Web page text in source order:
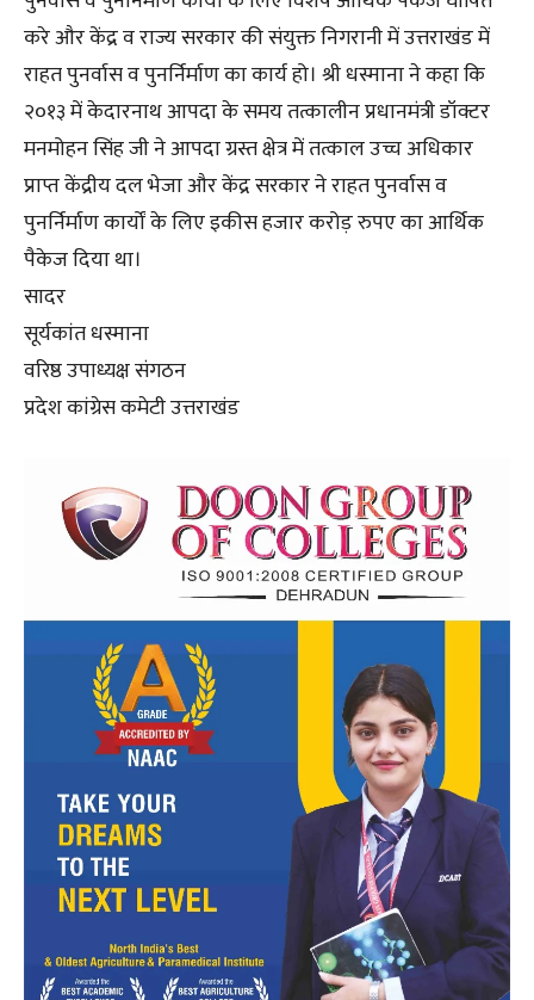
करे और केंद्र व राज्य सरकार की संयुक्त निगरानी में उत्तराखंड में
राहत पुनर्वास व पुनर्निर्माण का कार्य हो। श्री धस्माना ने कहा कि
२०१३ में केदारनाथ आपदा के समय तत्कालीन प्रधानमंत्री डॉक्टर
मनमोहन सिंह जी ने आपदा ग्रस्त क्षेत्र में तत्काल उच्च अधिकार
प्राप्त केंद्रीय दल भेजा और केंद्र सरकार ने राहत पुनर्वास व
पुनर्निर्माण कार्यों के लिए इकीस हजार करोड़ रुपए का आर्थिक
पैकेज दिया था।
सादर
सूर्यकांत धस्माना
वरिष्ठ उपाध्यक्ष संगठन
प्रदेश कांग्रेस कमेटी उत्तराखंड